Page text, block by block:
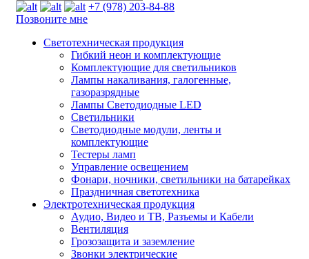
+7 (978) 203-84-88
Позвоните мне
Светотехническая продукция
Гибкий неон и комплектующие
Комплектующие для светильников
Лампы накаливания, галогенные,
газоразрядные
Лампы Светодиодные LED
Светильники
Светодиодные модули, ленты и
комплектующие
Тестеры ламп
Управление освещением
Фонари, ночники, светильники на батарейках
Праздничная светотехника
Электротехническая продукция
Аудио, Видео и ТВ, Разъемы и Кабели
Вентиляция
Грозозащита и заземление
Звонки электрические